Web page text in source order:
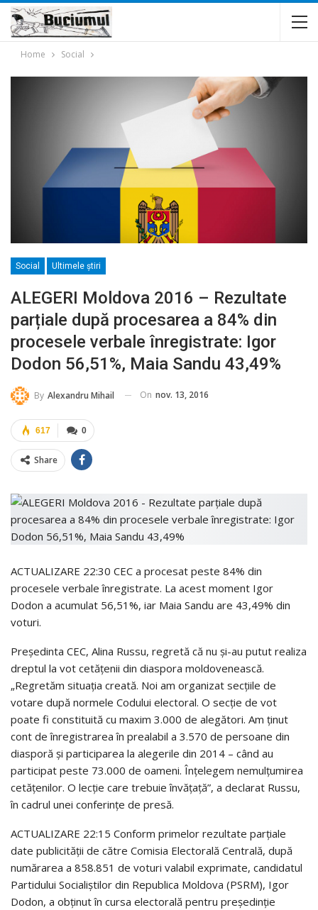
Home Social
Social Ultimele ştiri
ALEGERI Moldova 2016 – Rezultate
parțiale după procesarea a 84% din
procesele verbale înregistrate: Igor
Dodon 56,51%, Maia Sandu 43,49%
By Alexandru Mihail On nov. 13, 2016
0
617
Share
ACTUALIZARE 22:30 CEC a procesat peste 84% din
procesele verbale înregistrate. La acest moment Igor
Dodon a acumulat 56,51%, iar Maia Sandu are 43,49% din
voturi.
Președinta CEC, Alina Russu, regretă că nu și-au putut realiza
dreptul la vot cetățenii din diaspora moldovenească.
„Regretăm situația creată. Noi am organizat secțiile de
votare după normele Codului electoral. O secție de vot
poate fi constituită cu maxim 3.000 de alegători. Am ținut
cont de înregistrarea în prealabil a 3.570 de persoane din
diasporă și participarea la alegerile din 2014 – când au
participat peste 73.000 de oameni. Înțelegem nemulțumirea
cetățenilor. O lecție care trebuie învățață”, a declarat Russu,
în cadrul unei conferințe de presă.
ACTUALIZARE 22:15 Conform primelor rezultate parțiale
date publicității de către Comisia Electorală Centrală, după
numărarea a 858.851 de voturi valabil exprimate, candidatul
Partidului Socialiștilor din Republica Moldova (PSRM), Igor
Dodon, a obținut în cursa electorală pentru președinție